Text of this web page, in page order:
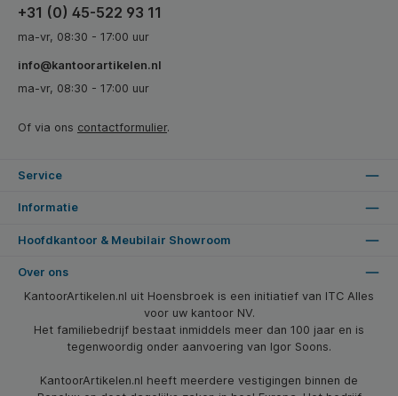
+31 (0) 45-522 93 11
ma-vr, 08:30 - 17:00 uur
info@kantoorartikelen.nl
ma-vr, 08:30 - 17:00 uur
Of via ons contactformulier.
Service
Informatie
Hoofdkantoor & Meubilair Showroom
Over ons
KantoorArtikelen.nl uit Hoensbroek is een initiatief van ITC Alles
voor uw kantoor NV.
Het familiebedrijf bestaat inmiddels meer dan 100 jaar en is
tegenwoordig onder aanvoering van Igor Soons.
KantoorArtikelen.nl heeft meerdere vestigingen binnen de